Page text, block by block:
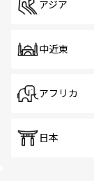
アジア
中近東
アフリカ
日本